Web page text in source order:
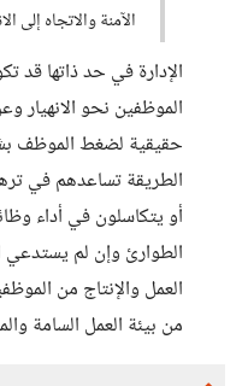
الآمنة والاتجاه إلى
الإدارة في حد ذاتها
الموظفين نحو الانهيار
حقيقية لضغط الموظف
الطريقة تساعدهم في
أو يتكاسلون في أداء
الطوارئ وإن لم
العمل والإنتاج من
من بيئة العمل السامة